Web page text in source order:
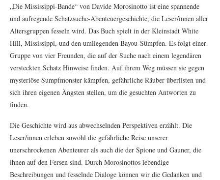
„Die Mississippi-Bande“ von Davide Morosinotto ist eine spannende
und aufregende Schatzsuche-Abenteuergeschichte, die Leser/innen aller
Altersgruppen fesseln wird. Das Buch spielt in der Kleinstadt White
Hill, Mississippi, und den umliegenden Bayou-Sümpfen. Es folgt einer
Gruppe von vier Freunden, die auf der Suche nach einem legendären
versteckten Schatz Hinweise finden. Auf ihrem Weg müssen sie gegen
mysteriöse Sumpfmonster kämpfen, gefährliche Räuber überlisten und
sich ihren eigenen Ängsten stellen, um die gesuchten Antworten zu
finden.
Die Geschichte wird aus abwechselnden Perspektiven erzählt. Die
Leser/innen erleben sowohl die gefährliche Reise unserer
unerschrockenen Abenteurer als auch die der Spione und Gauner, die
ihnen auf den Fersen sind. Durch Morosinottos lebendige
Beschreibungen und fesselnde Dialoge können wir die Gedanken und